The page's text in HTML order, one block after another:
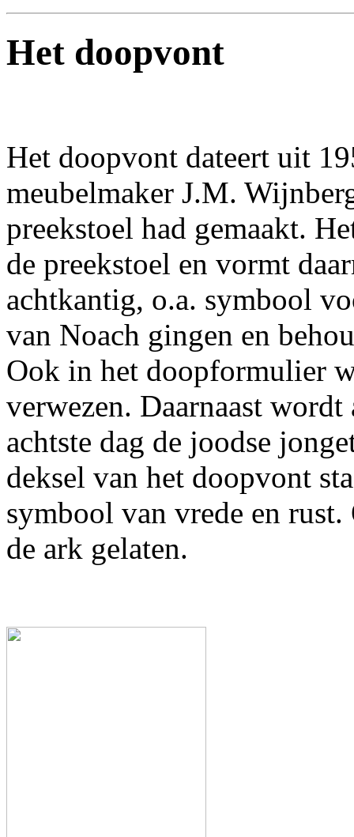
Het doopvont
Het doopvont dateert uit
meubelmaker J.M.
preekstoel had gemaakt.
de preekstoel en vormt
achtkantig, o.a. symbool
van Noach gingen en
Ook in het doopformulier
verwezen. Daarnaast
achtste dag de joodse
deksel van het doopvont
symbool van vrede en
de ark gelaten.